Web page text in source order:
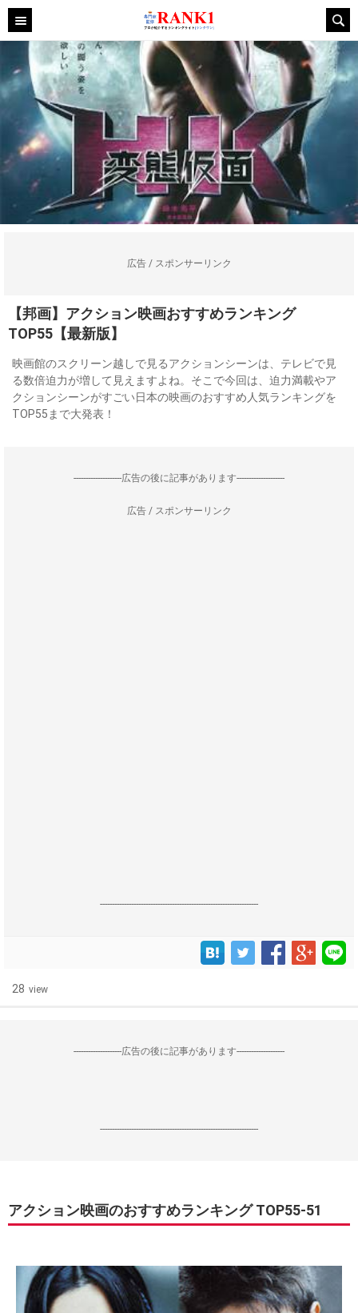
広告 / スポンサーリンク
【邦画】アクション映画おすすめランキング
TOP55【最新版】
映画館のスクリーン越しで見るアクションシーンは、テレビで見
る数倍迫力が増して見えますよね。そこで今回は、迫力満載やア
クションシーンがすごい日本の映画のおすすめ人気ランキングを
TOP55まで大発表！
--------------------広告の後に記事があります--------------------
広告 / スポンサーリンク
------------------------------------------------------------------
28 view
--------------------広告の後に記事があります--------------------
------------------------------------------------------------------
アクション映画のおすすめランキング TOP55-51